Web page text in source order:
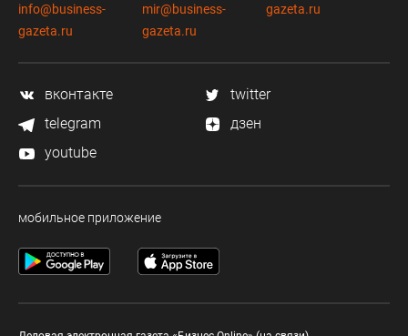
info@business-
gazeta.ru
mir@business-
gazeta.ru
gazeta.ru
вконтакте
twitter
telegram
дзен
youtube
мобильное приложение